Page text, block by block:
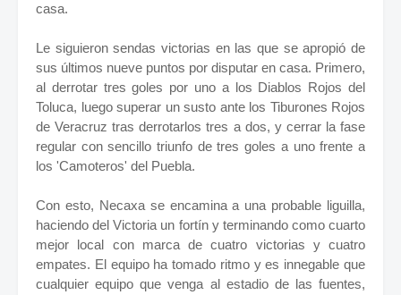
casa.
Le siguieron sendas victorias en las que se apropió de
sus últimos nueve puntos por disputar en casa. Primero,
al derrotar tres goles por uno a los Diablos Rojos del
Toluca, luego superar un susto ante los Tiburones Rojos
de Veracruz tras derrotarlos tres a dos, y cerrar la fase
regular con sencillo triunfo de tres goles a uno frente a
los 'Camoteros' del Puebla.
Con esto, Necaxa se encamina a una probable liguilla,
haciendo del Victoria un fortín y terminando como cuarto
mejor local con marca de cuatro victorias y cuatro
empates. El equipo ha tomado ritmo y es innegable que
cualquier equipo que venga al estadio de las fuentes,